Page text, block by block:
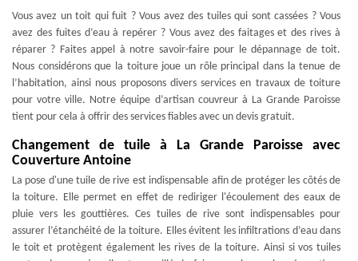
Vous avez un toit qui fuit ? Vous avez des tuiles qui sont cassées ? Vous
avez des fuites d’eau à repérer ? Vous avez des faitages et des rives à
réparer ? Faites appel à notre savoir-faire pour le dépannage de toit.
Nous considérons que la toiture joue un rôle principal dans la tenue de
l’habitation, ainsi nous proposons divers services en travaux de toiture
pour votre ville. Notre équipe d’artisan couvreur à La Grande Paroisse
tient pour cela à offrir des services fiables avec un devis gratuit.
Changement de tuile à La Grande Paroisse avec
Couverture Antoine
La pose d'une tuile de rive est indispensable afin de protéger les côtés de
la toiture. Elle permet en effet de rediriger l'écoulement des eaux de
pluie vers les gouttières. Ces tuiles de rive sont indispensables pour
assurer l’étanchéité de la toiture. Elles évitent les infiltrations d’eau dans
le toit et protègent également les rives de la toiture. Ainsi si vos tuiles